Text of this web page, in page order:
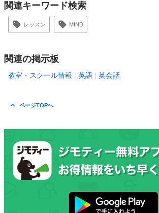
関連キーワード検索
レッスン MIND
関連の掲示板
教室・スクール情報 英語 英会話
ページTOPへ